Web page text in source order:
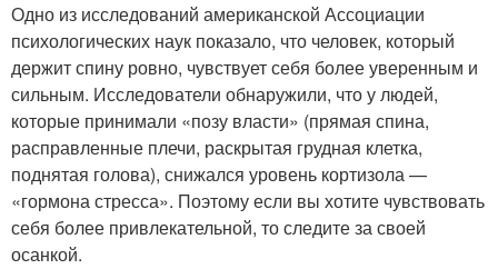
Одно из исследований американской Ассоциации
психологических наук показало, что человек, который
держит спину ровно, чувствует себя более уверенным и
сильным. Исследователи обнаружили, что у людей,
которые принимали «позу власти» (прямая спина,
расправленные плечи, раскрытая грудная клетка,
поднятая голова), снижался уровень кортизола —
«гормона стресса». Поэтому если вы хотите чувствовать
себя более привлекательной, то следите за своей
осанкой.